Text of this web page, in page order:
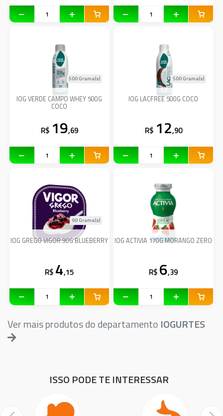
IOG VERDE CAMPO WHEY 500G
COCO
500 Grama(s)
R$ 19,69
IOG LACFREE 500G COCO
500 Grama(s)
R$ 12,90
IOG GREGO VIGOR 90G BLUEBERRY
90 Grama(s)
R$ 4,15
IOG ACTIVIA 170G MORANGO ZERO
R$ 6,39
Ver mais produtos do departamento IOGURTES
ISSO PODE TE INTERESSAR